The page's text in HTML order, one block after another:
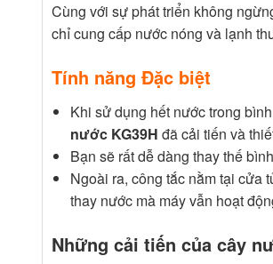
Cùng với sự phát triển không
chỉ cung cấp nước nóng và lạnh
Tính năng Đặc biệt
Khi sử dụng hết nước trong
nước KG39H đã cải tiến và
Bạn sẽ rất dễ dàng thay thế
Ngoài ra, công tắc nằm tại cửa
thay nước mà máy vẫn hoạt
Những cải tiến của cây